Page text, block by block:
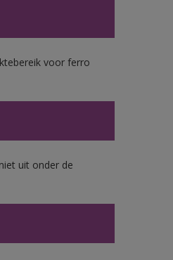
voor ferro
uit onder de